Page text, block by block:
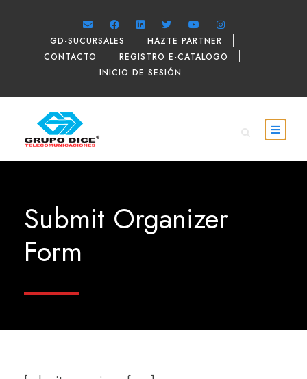
GD-SUCURSALES
HAZTE PARTNER
CONTACTO
REGISTRO E-CATALOGO
INICIO DE SESIÓN
Submit Organizer
Form